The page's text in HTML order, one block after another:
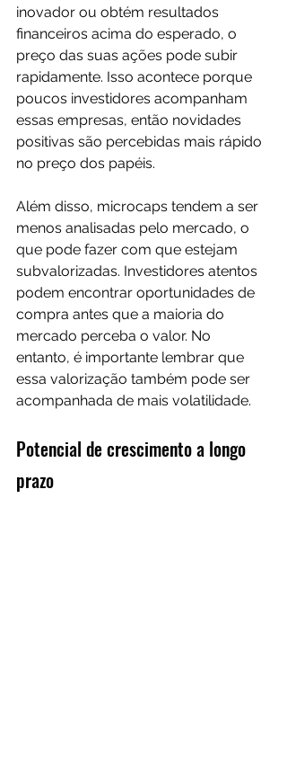
inovador ou obtém resultados
financeiros acima do esperado, o
preço das suas ações pode subir
rapidamente. Isso acontece porque
poucos investidores acompanham
essas empresas, então novidades
positivas são percebidas mais rápido
no preço dos papéis.
Além disso, microcaps tendem a ser
menos analisadas pelo mercado, o
que pode fazer com que estejam
subvalorizadas. Investidores atentos
podem encontrar oportunidades de
compra antes que a maioria do
mercado perceba o valor. No
entanto, é importante lembrar que
essa valorização também pode ser
acompanhada de mais volatilidade.
Potencial de crescimento a longo
prazo